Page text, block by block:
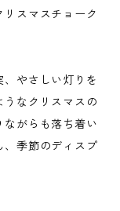
スマスチョーク
やさしい灯りを
なクリスマスの
がらも落ち着い
、季節のディスプ